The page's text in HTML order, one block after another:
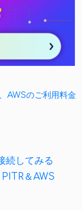
AWSのご利用料金
してみる
＆AWS